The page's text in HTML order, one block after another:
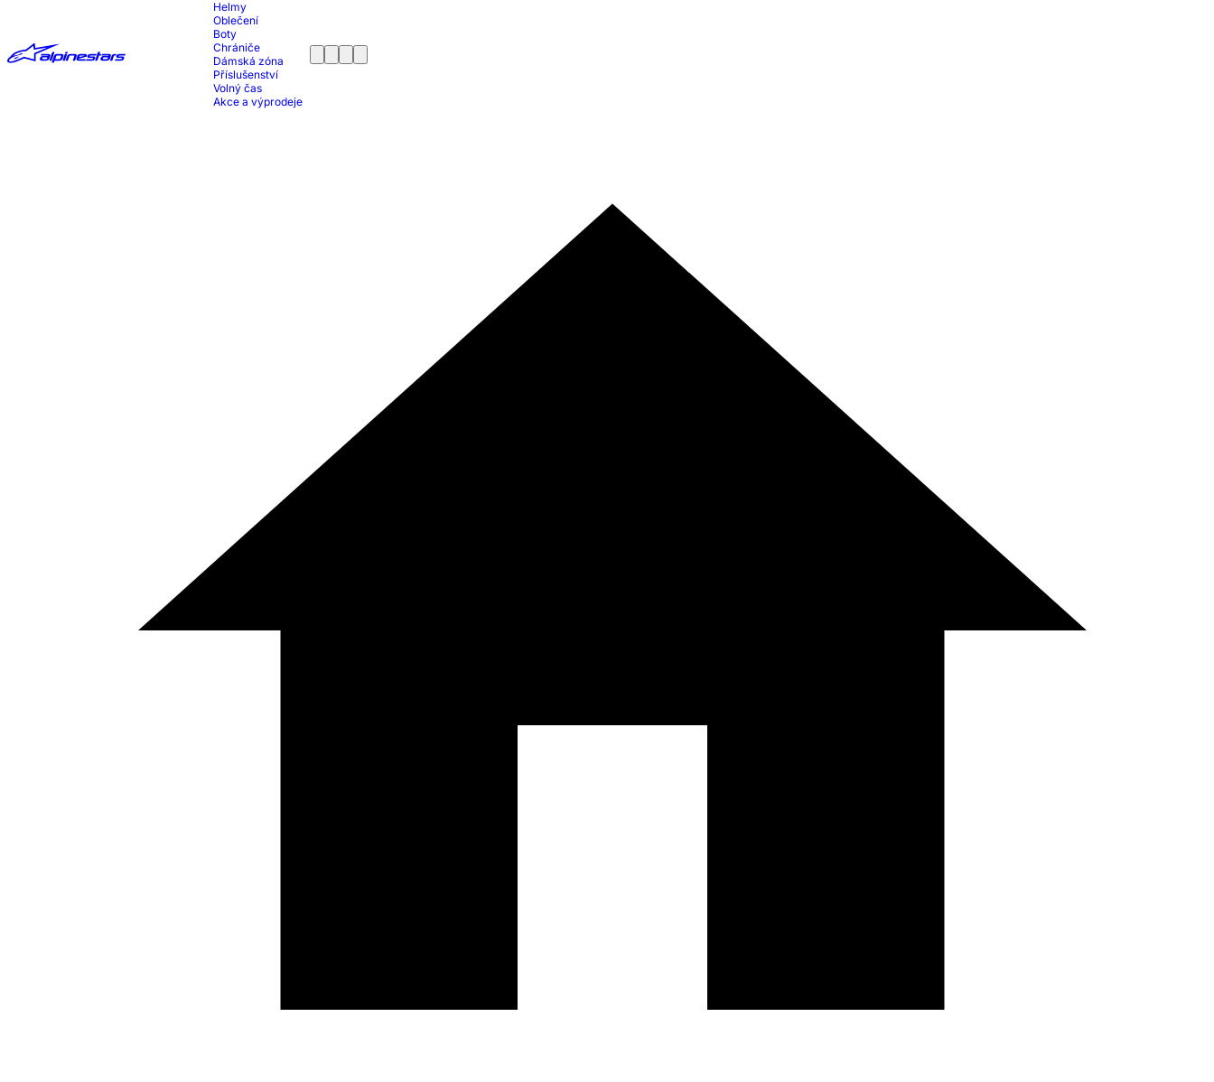
Helmy
Oblečení
Boty
Chrániče
Dámská zóna
Příslušenství
Volný čas
Akce a výprodeje